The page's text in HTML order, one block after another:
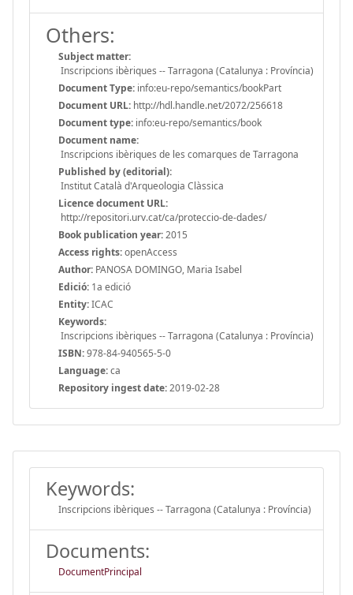
Others:
Subject matter:
Inscripcions ibèriques -- Tarragona (Catalunya : Província)
Document Type: info:eu-repo/semantics/bookPart
Document URL: http://hdl.handle.net/2072/256618
Document type: info:eu-repo/semantics/book
Document name:
Inscripcions ibèriques de les comarques de Tarragona
Published by (editorial):
Institut Català d'Arqueologia Clàssica
Licence document URL:
http://repositori.urv.cat/ca/proteccio-de-dades/
Book publication year:2015
Access rights:openAccess
Author: PANOSA DOMINGO, Maria Isabel
Edició: 1a edició
Entity:ICAC
Keywords:
Inscripcions ibèriques -- Tarragona (Catalunya : Província)
ISBN:978-84-940565-5-0
Language:ca
Repository ingest date:2019-02-28
Keywords:
Inscripcions ibèriques -- Tarragona (Catalunya : Província)
Documents:
DocumentPrincipal